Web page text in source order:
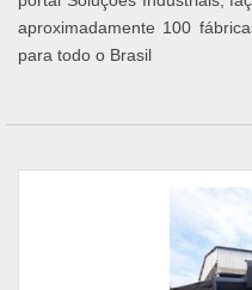
aproximadamente 100
para todo o Brasil